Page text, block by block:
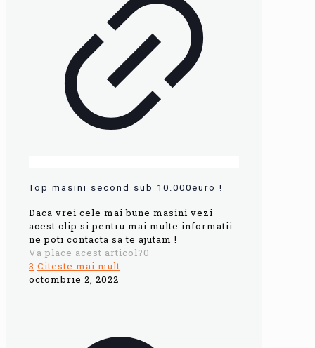
Top masini second sub 10.000euro !
Daca vrei cele mai bune masini vezi
acest clip si pentru mai multe informatii
ne poti contacta sa te ajutam !
Va place acest articol?0
3 Citeste mai mult
octombrie 2, 2022